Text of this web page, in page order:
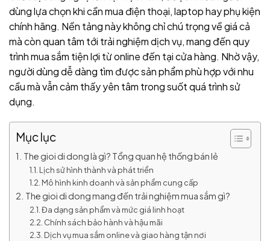
dùng lựa chọn khi cần mua điện thoại, laptop hay phụ kiện
chính hãng. Nền tảng này không chỉ chú trọng về giá cả
mà còn quan tâm tới trải nghiệm dịch vụ, mang đến quy
trình mua sắm tiện lợi từ online đến tại cửa hàng. Nhờ vậy,
người dùng dễ dàng tìm được sản phẩm phù hợp với nhu
cầu mà vẫn cảm thấy yên tâm trong suốt quá trình sử
dụng.
Mục lục
The gioi di dong là gì? Tổng quan hệ thống bán lẻ
Lịch sử hình thành và phát triển
Mô hình kinh doanh và sản phẩm cung cấp
The gioi di dong mang đến trải nghiệm mua sắm gì?
Đa dạng sản phẩm và mức giá linh hoạt
Chính sách bảo hành và hậu mãi
Dịch vụ mua sắm online và giao hàng tận nơi